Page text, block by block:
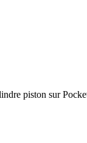
piston sur